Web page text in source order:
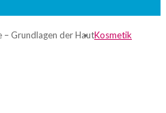
KOSMETIK
– Grundlagen der HautKosmetik